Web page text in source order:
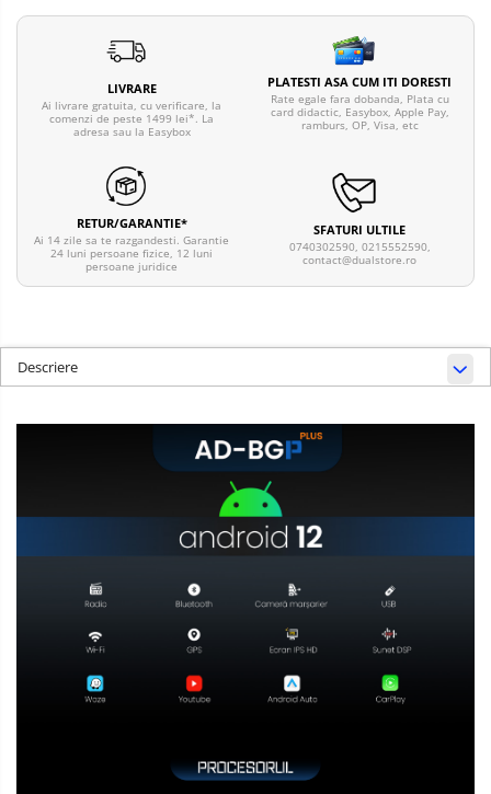
LIVRARE
Ai livrare gratuita, cu verificare, la
comenzi de peste 1499 lei*. La
adresa sau la Easybox
PLATESTI ASA CUM ITI DORESTI
Rate egale fara dobanda, Plata cu
card didactic, Easybox, Apple Pay,
ramburs, OP, Visa, etc
RETUR/GARANTIE*
Ai 14 zile sa te razgandesti. Garantie
24 luni persoane fizice, 12 luni
persoane juridice
SFATURI ULTILE
0740302590, 0215552590,
contact@dualstore.ro
Descriere